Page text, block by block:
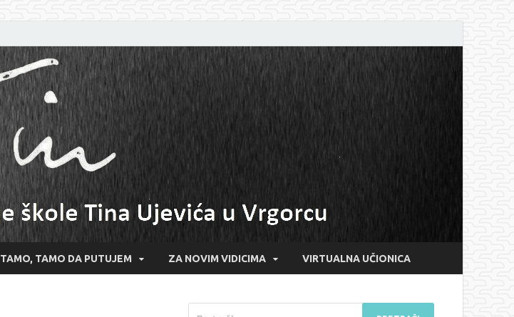
TAMO, TAMO DA PUTUJEM ZA NOVIM VIDICIMA VIRTUALNA UČIONICA